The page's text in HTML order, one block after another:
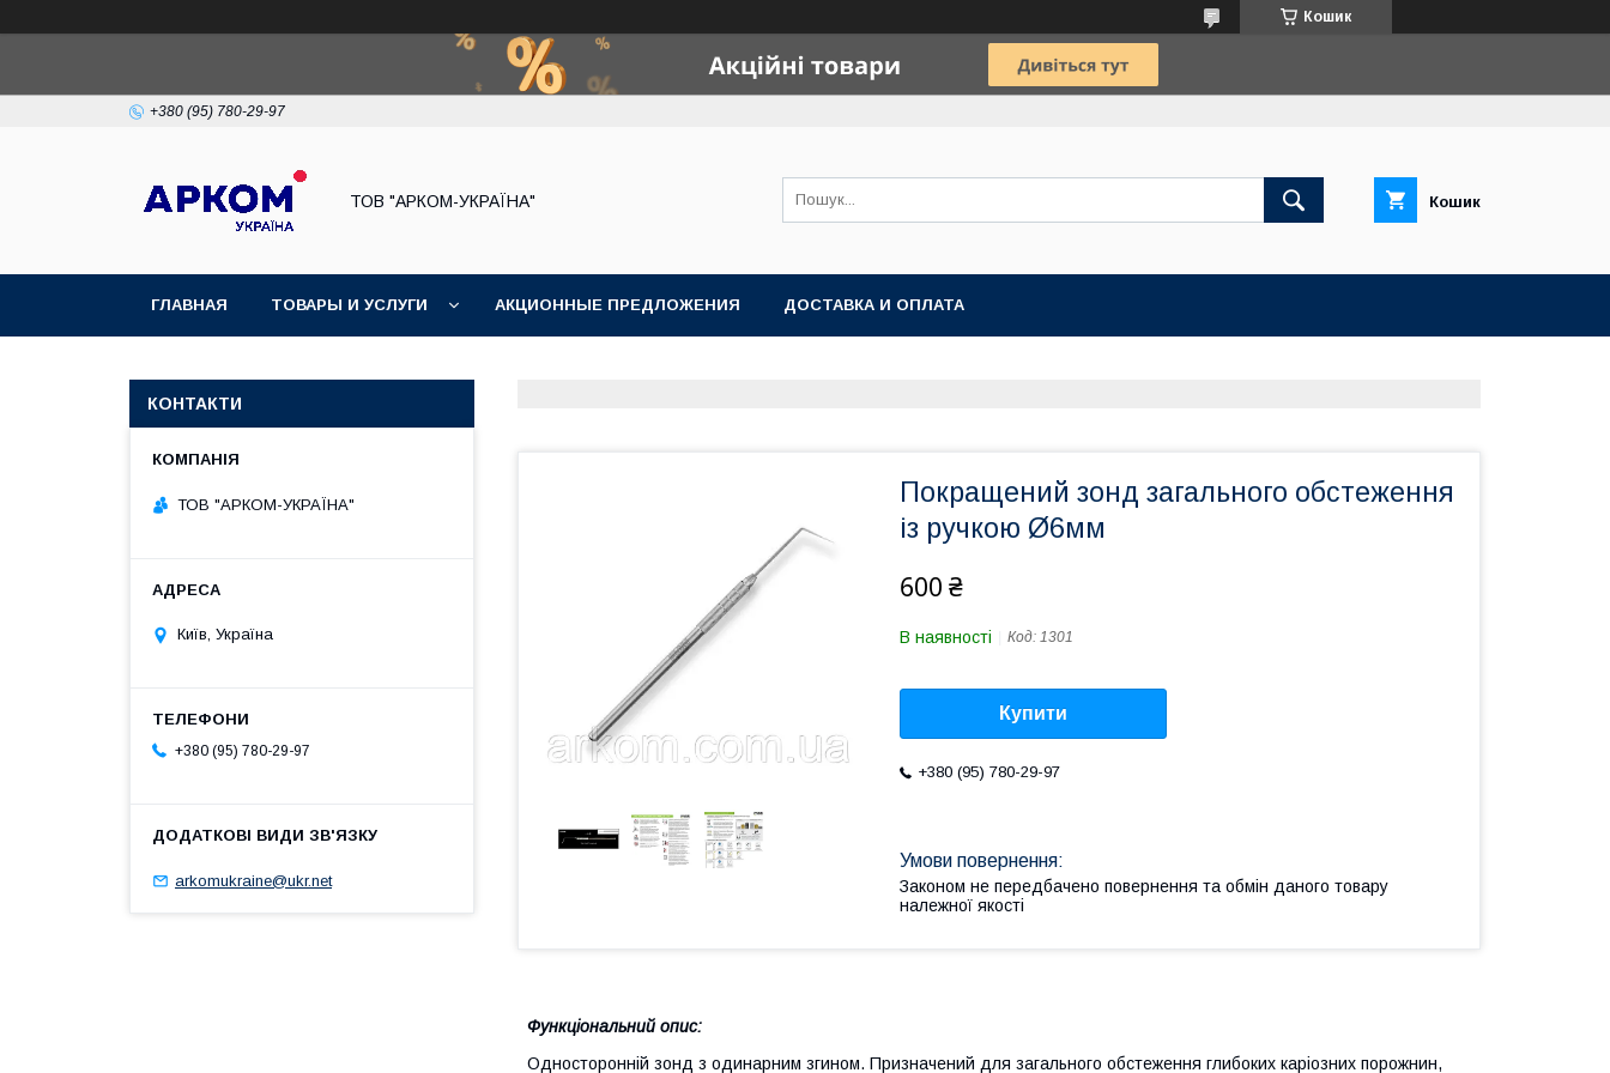
Кошик
+380 (95) 780-29-97
ТОВ "АРКОМ-УКРАЇНА" Кошик
ГЛАВНАЯ ТОВАРЫ И УСЛУГИ АКЦИОННЫЕ ПРЕДЛОЖЕНИЯ ДОСТАВКА И ОПЛАТА
Покращений зонд загального обстеження
із ручкою Ø6мм
600 ₴
В наявності Код: 1301
Купити
+380 (95) 780-29-97
Законом не передбачено повернення та обмін даного товару
належної якості
Функціональний опис:
Односторонній зонд з одинарним згином. Призначений для загального обстеження глибоких каріозних порожнин,
КОНТАКТИ
ТОВ "АРКОМ-УКРАЇНА"
Київ, Україна
+380 (95) 780-29-97
arkomukraine@ukr.net